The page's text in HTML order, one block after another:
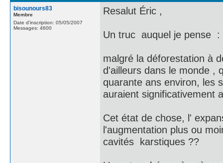
bisounours83
Membre
Date d'inscription: 05/05/2007
Messages: 4600
Resalut Éric ,
Un truc auquel je pense :
malgré la déforestation à
d'ailleurs dans le monde ,
quarante ans environ, les
auraient significativement
Cet état de chose, l'
l'augmentation plus ou
cavités karstiques ??